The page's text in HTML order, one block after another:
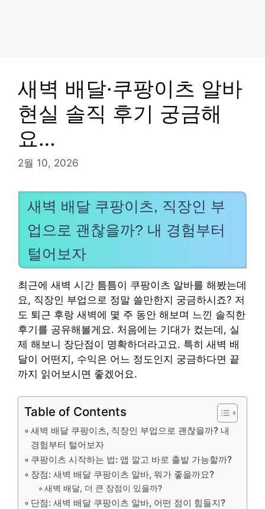
새벽 배달·쿠팡이츠 알바
현실 솔직 후기 궁금해
요…
2월 10, 2026
새벽 배달 쿠팡이츠, 직장인 부
업으로 괜찮을까? 내 경험부터
털어보자
최근에 새벽 시간 틈틈이 쿠팡이츠 알바를 해봤는데
요, 직장인 부업으로 정말 쓸만한지 궁금하시죠? 저
도 퇴근 후랑 새벽에 몇 주 동안 해보며 느낀 솔직한
후기를 공유해볼게요. 처음에는 기대가 컸는데, 실
제 해보니 장단점이 명확하더라고요. 특히 새벽 배
달이 어떤지, 수익은 어느 정도인지 궁금하다면 끝
까지 읽어보시면 좋겠어요.
Table of Contents
새벽 배달 쿠팡이츠, 직장인 부업으로 괜찮을까? 내
경험부터 털어보자
쿠팡이츠 시작하는 법: 앱 깔고 바로 출발 가능할까?
장점: 새벽 배달 쿠팡이츠 알바, 뭐가 좋을까요?
새벽 배달, 더 큰 장점이 있을까?
단점: 새벽 배달 쿠팡이츠 알바, 어떤 점이 힘들지?